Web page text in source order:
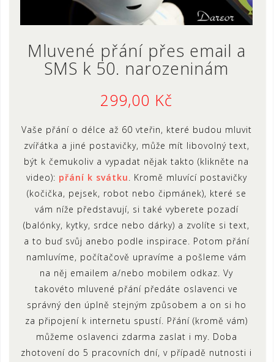
Mluvené přání přes email a
SMS k 50. narozeninám
299,00 Kč
Vaše přání o délce až 60 vteřin, které budou mluvit
zvířátka a jiné postavičky, může mít libovolný text,
být k čemukoliv a vypadat nějak takto (klikněte na
video): přání k svátku. Kromě mluvící postavičky
(kočička, pejsek, robot nebo čipmánek), které se
vám níže představují, si také vyberete pozadí
(balónky, kytky, srdce nebo dárky) a zvolíte si text,
a to buď svůj anebo podle inspirace. Potom přání
namluvíme, počítačově upravíme a pošleme vám
na něj emailem a/nebo mobilem odkaz. Vy
takovéto mluvené přání předáte oslavenci ve
správný den úplně stejným způsobem a on si ho
za připojení k internetu spustí. Přání (kromě vám)
můžeme oslavenci zdarma zaslat i my. Doba
zhotovení do 5 pracovních dní, v případě nutnosti i